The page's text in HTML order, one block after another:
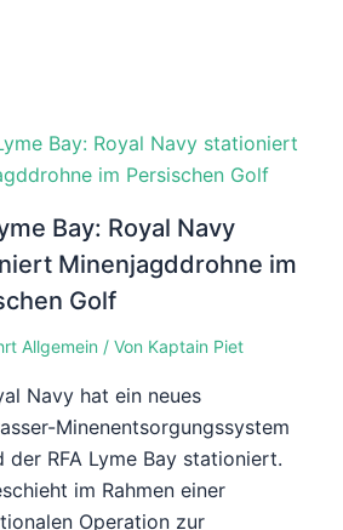
Bay: Royal Navy
Minenjagddrohne im
Golf
Allgemein / Von Kaptain Piet
Navy hat ein neues
Minenentsorgungssystem
der RFA Lyme Bay stationiert.
im Rahmen einer
Operation zur